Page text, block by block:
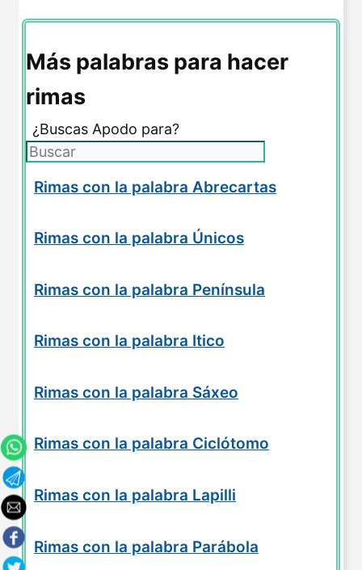
Más palabras para hacer
rimas
¿Buscas Apodo para?
Rimas con la palabra Abrecartas
Rimas con la palabra Únicos
Rimas con la palabra Península
Rimas con la palabra Itico
Rimas con la palabra Sáxeo
Rimas con la palabra Ciclótomo
Rimas con la palabra Lapilli
Rimas con la palabra Parábola